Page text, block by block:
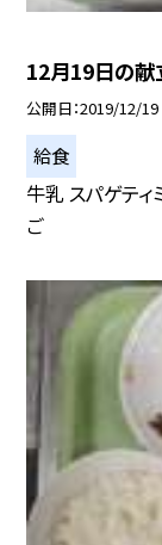
12月19日の献
公開日 2019/12/19
給食
牛乳 スパゲティ
ご